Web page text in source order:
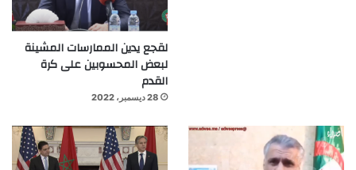
لقجع يدين الممارسات المشينة
لبعض المحسوبين على كرة
القدم
28 ديسمبر، 2022